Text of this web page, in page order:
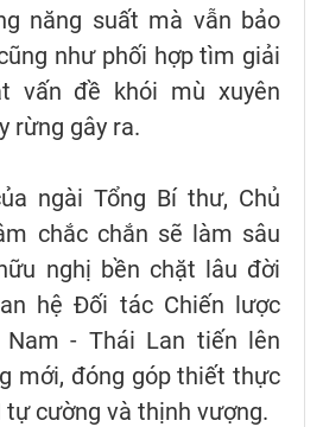
năng suất mà vẫn bảo
như phối hợp tìm giải
vấn đề khói mù xuyên
rừng gây ra.
ngài Tổng Bí thư, Chủ
chắc chắn sẽ làm sâu
nghị bền chặt lâu đời
hệ Đối tác Chiến lược
- Thái Lan tiến lên
mới, đóng góp thiết thực
tự cường và thịnh vượng.